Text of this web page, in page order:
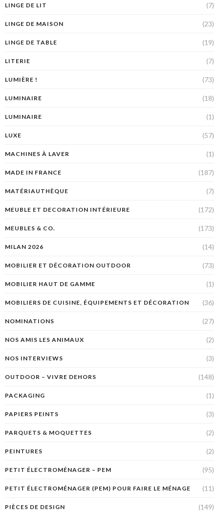
LINGE DE LIT (7)
LINGE DE MAISON (23)
LINGE DE TABLE (19)
LITERIE (7)
LUMIÈRE ! (73)
LUMINAIRE (18)
LUMINAIRE (1)
LUXE (57)
MACHINES À LAVER (1)
MADE IN FRANCE (187)
MATÉRIAUTHÈQUE (7)
MEUBLE ET DECORATION INTÉRIEURE (172)
MEUBLES & CO. (173)
MILAN 2026 (14)
MOBILIER ET DÉCORATION OUTDOOR (73)
MOBILIER HAUT DE GAMME (1)
MOBILIERS DE CUISINE, ÉQUIPEMENTS ET DÉCORATION (36)
NOMINATIONS (27)
NOS AMIS LES ANIMAUX (2)
NOS INTERVIEWS (3)
OUTDOOR – VIVRE DEHORS (148)
PACKAGING (1)
PAPIERS PEINTS (3)
PARQUETS & MOQUETTES (2)
PEINTURES (2)
PETIT ÉLECTROMÉNAGER – PEM (95)
PETIT ÉLECTROMÉNAGER (PEM) POUR FAIRE LE MÉNAGE (11)
PIÈCES DE DESIGN (149)